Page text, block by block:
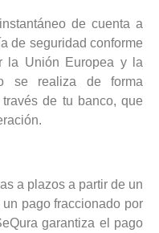
de cuenta a
de seguridad conforme
la Unión Europea y la
se realiza de forma
de tu banco, que
a plazos a partir de un
pago fraccionado por
garantiza el pago